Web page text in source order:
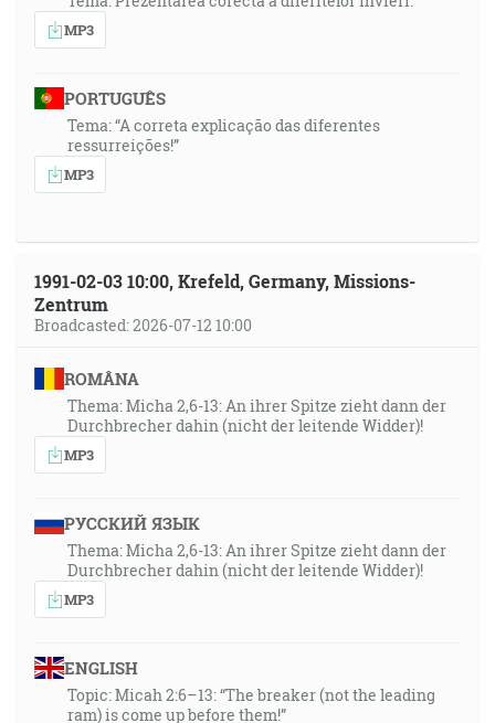
MP3
PORTUGUÊS
Tema: “A correta explicação das diferentes
ressurreições!”
MP3
1991-02-03 10:00, Krefeld, Germany, Missions-
Zentrum
Broadcasted: 2026-07-12 10:00
ROMÂNA
Thema: Micha 2,6-13: An ihrer Spitze zieht dann der
Durchbrecher dahin (nicht der leitende Widder)!
MP3
РУССКИЙ ЯЗЫК
Thema: Micha 2,6-13: An ihrer Spitze zieht dann der
Durchbrecher dahin (nicht der leitende Widder)!
MP3
ENGLISH
Topic: Micah 2:6–13: “The breaker (not the leading
ram) is come up before them!”